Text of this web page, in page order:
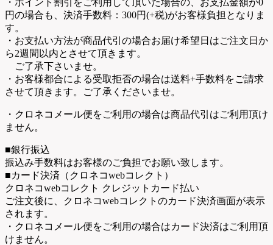
円の場合も、決済手数料：300円(+税)がお客様負担となりま
す。
・お支払い方法が商品代引の場合お届け希望日はご注文日か
ら2週間以内とさせて頂きます。
ご了承下さいませ。
・お客様都合による受取拒否の場合は送料+手数料をご請求
させて頂きます。ご了承くださいませ。
・クロネコメール便をご利用の場合は商品代引はご利用頂け
ません。
■銀行振込
振込み手数料はお客様のご負担でお願い致します。
■カード決済（クロネコwebコレクト）
クロネコwebコレクト クレジットカード払い
ご注文後に、クロネコwebコレクトのカード決済画面が表示
されます。
・クロネコメール便をご利用の場合はカード決済はご利用頂
けません。